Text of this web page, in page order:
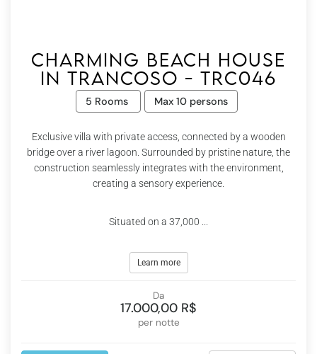
Charming beach house
in Trancoso - Trc046
5 Rooms Max 10 persons
Exclusive villa with private access, connected by a wooden
bridge over a river lagoon. Surrounded by pristine nature, the
construction seamlessly integrates with the environment,
creating a sensory experience.
Situated on a 37,000 ...
Learn more
Da
17.000,00 R$
per notte